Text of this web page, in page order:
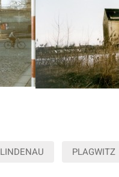
LINDENAU PLAGWITZ